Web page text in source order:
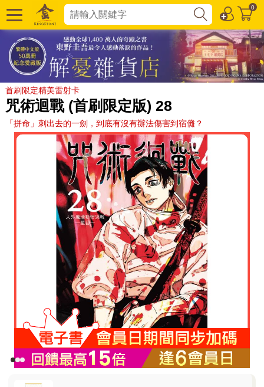
0
首刷限定精美雷射卡
咒術迴戰 (首刷限定版) 28
「拼命」刺出去的一劍，到底有沒有辦法傷害到宿儺？